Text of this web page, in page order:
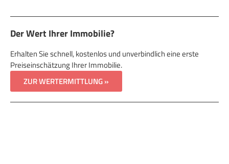
Der Wert Ihrer Immobilie?
Erhalten Sie schnell, kostenlos und unverbindlich eine erste
Preiseinschätzung Ihrer Immobilie.
ZUR WERTERMITTLUNG »